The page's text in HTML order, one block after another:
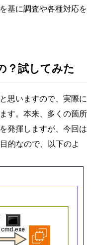
基に調査や各種対応を
？試してみた
思いますので、実際に
す。本来、多くの箇所
発揮しますが、今回は
的なので、以下のよ